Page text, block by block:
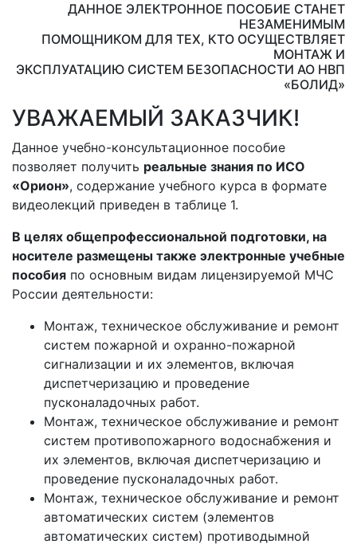
ДАННОЕ ЭЛЕКТРОННОЕ ПОСОБИЕ СТАНЕТ
НЕЗАМЕНИМЫМ
ПОМОЩНИКОМ ДЛЯ ТЕХ, КТО ОСУЩЕСТВЛЯЕТ
МОНТАЖ И
ЭКСПЛУАТАЦИЮ СИСТЕМ БЕЗОПАСНОСТИ АО НВП
«БОЛИД»
УВАЖАЕМЫЙ ЗАКАЗЧИК!
Данное учебно-консультационное пособие
позволяет получить реальные знания по ИСО
«Орион», содержание учебного курса в формате
видеолекций приведен в таблице 1.
В целях общепрофессиональной подготовки, на
носителе размещены также электронные учебные
пособия по основным видам лицензируемой МЧС
России деятельности:
Монтаж, техническое обслуживание и ремонт
систем пожарной и охранно-пожарной
сигнализации и их элементов, включая
диспетчеризацию и проведение
пусконаладочных работ.
Монтаж, техническое обслуживание и ремонт
систем противопожарного водоснабжения и
их элементов, включая диспетчеризацию и
проведение пусконаладочных работ.
Монтаж, техническое обслуживание и ремонт
автоматических систем (элементов
автоматических систем) противодымной